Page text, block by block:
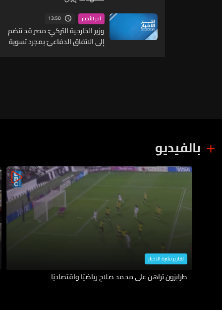
آخر الأخبار 13:50
وزير الخارجية التركيّ: مصر قد تنضم
إلى الاتفاق الدفاعيّ بمجرد تسوية
بالفيديو
تقارير نشرة الاخبار
طرابزون تراهن على محمد صلاح رياضيًا واقتصاديًا